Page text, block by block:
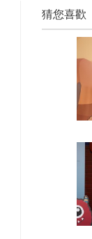
猜您喜歡